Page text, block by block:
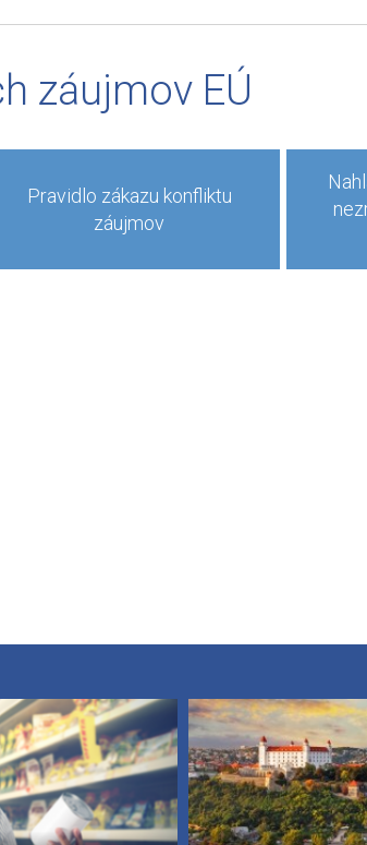
záujmov EÚ
Pravidlo zákazu konfliktu
záujmov